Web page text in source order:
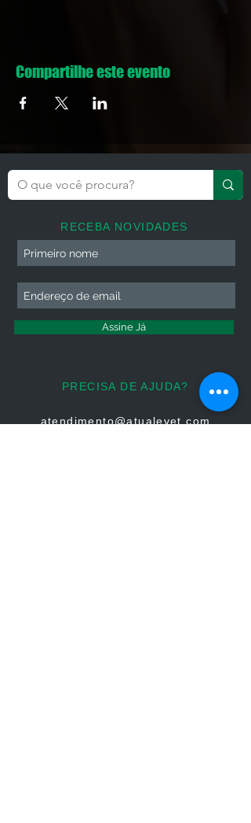
Compartilhe este evento
RECEBA NOVIDADES
Assine Já
PRECISA DE AJUDA?
atendimento@atualevet.com